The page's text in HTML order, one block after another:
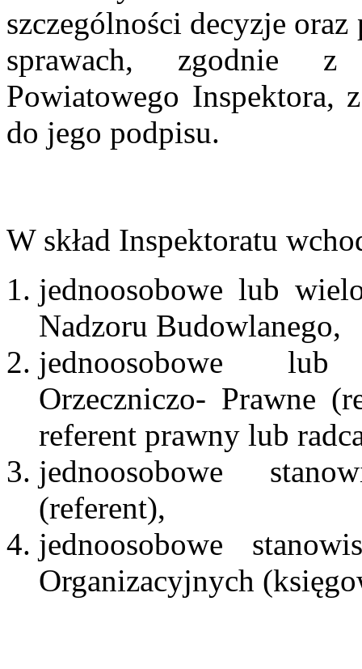
szczególności decyzje
sprawach, zgodnie z
Powiatowego Inspektora,
do jego podpisu.
W skład Inspektoratu
jednoosobowe lub
Nadzoru Budowlanego,
jednoosobowe lub
Orzeczniczo- Prawne
referent prawny lub
jednoosobowe
(referent),
jednoosobowe
Organizacyjnych